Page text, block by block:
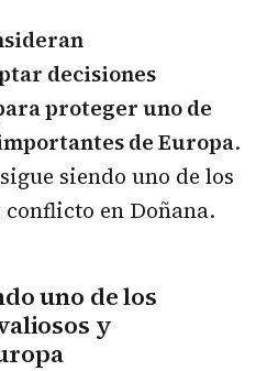
decisiones
proteger uno de
de Europa.
siendo uno de los
en Doñana.
uno de los
y